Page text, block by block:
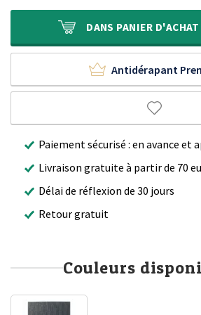
DANS PANIER D'ACHAT
Antidérapant
Paiement sécurisé : en avance et
Livraison gratuite à partir de 70
Délai de réflexion de 30 jours
Retour gratuit
Couleurs